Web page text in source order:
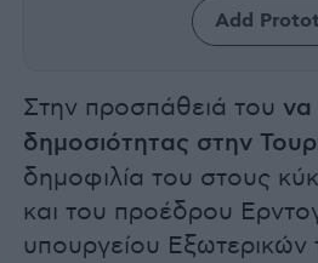
Add
Στην προσπάθειά του να
δημοσιότητας στην
δημοφιλία του στους
και του προέδρου
υπουργείου Εξωτερικών